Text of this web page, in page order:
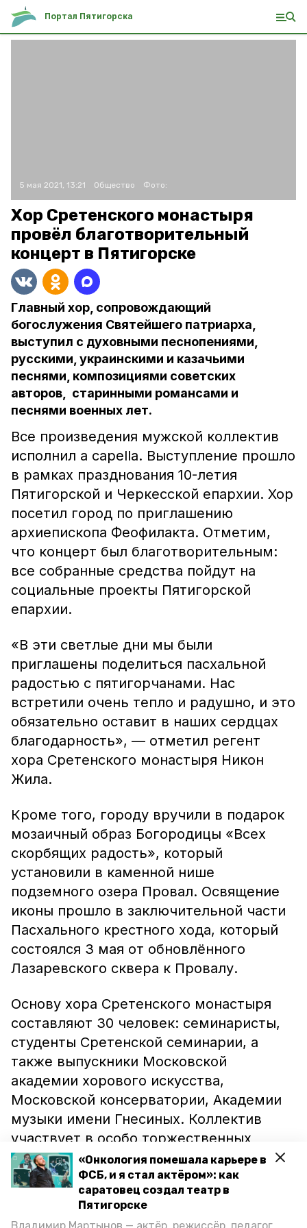
«Онкология помешала карьере в
ФСБ, и я стал актёром»: как
саратовец создал театр в
Пятигорске
Портал Пятигорска
5 мая 2021, 13:21 Общество Фото:
Хор Сретенского монастыря
провёл благотворительный
концерт в Пятигорске
Главный хор, сопровождающий
богослужения Святейшего патриарха,
выступил с духовными песнопениями,
русскими, украинскими и казачьими
песнями, композициями советских
авторов, старинными романсами и
песнями военных лет.
Все произведения мужской коллектив
исполнил a capella. Выступление прошло
в рамках празднования 10-летия
Пятигорской и Черкесской епархии. Хор
посетил город по приглашению
архиепископа Феофилакта. Отметим,
что концерт был благотворительным:
все собранные средства пойдут на
социальные проекты Пятигорской
епархии.
«В эти светлые дни мы были
приглашены поделиться пасхальной
радостью с пятигорчанами. Нас
встретили очень тепло и радушно, и это
обязательно оставит в наших сердцах
благодарность», — отметил регент
хора Сретенского монастыря Никон
Жила.
Кроме того, городу вручили в подарок
мозаичный образ Богородицы «Всех
скорбящих радость», который
установили в каменной нише
подземного озера Провал. Освящение
иконы прошло в заключительной части
Пасхального крестного хода, который
состоялся 3 мая от обновлённого
Лазаревского сквера к Провалу.
Основу хора Сретенского монастыря
составляют 30 человек: семинаристы,
студенты Сретенской семинарии, а
также выпускники Московской
академии хорового искусства,
Московской консерватории, Академии
музыки имени Гнесиных. Коллектив
участвует в особо торжественных
богослужениях в Московском Кремле и
Храме Христа Спасителя. За последние
годы выступления также прошли в США,
Ватикане, Соборе Парижской